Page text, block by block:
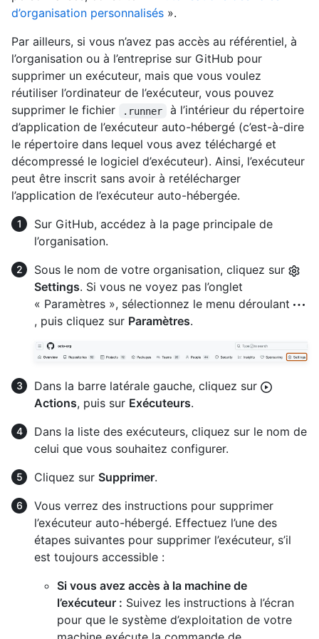
d’organisation personnalisés ».
Par ailleurs, si vous n’avez pas accès au référentiel, à
l’organisation ou à l’entreprise sur GitHub pour
supprimer un exécuteur, mais que vous voulez
réutiliser l’ordinateur de l’exécuteur, vous pouvez
supprimer le fichier
.runner
à l’intérieur du répertoire
d’application de l’exécuteur auto-hébergé (c’est-à-dire
le répertoire dans lequel vous avez téléchargé et
décompressé le logiciel d’exécuteur). Ainsi, l’exécuteur
peut être inscrit sans avoir à retélécharger
l’application de l’exécuteur auto-hébergée.
Sur GitHub, accédez à la page principale de
l’organisation.
Sous le nom de votre organisation, cliquez sur
Settings. Si vous ne voyez pas l’onglet
« Paramètres », sélectionnez le menu déroulant
, puis cliquez sur Paramètres.
Dans la barre latérale gauche, cliquez sur
Actions, puis sur Exécuteurs.
Dans la liste des exécuteurs, cliquez sur le nom de
celui que vous souhaitez configurer.
Cliquez sur Supprimer.
Vous verrez des instructions pour supprimer
l’exécuteur auto-hébergé. Effectuez l’une des
étapes suivantes pour supprimer l’exécuteur, s’il
est toujours accessible :
Si vous avez accès à la machine de
l’exécuteur : Suivez les instructions à l’écran
pour que le système d’exploitation de votre